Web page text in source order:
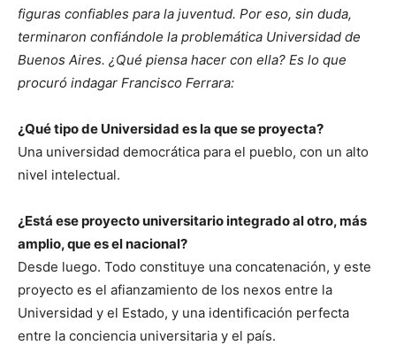
figuras confiables para la juventud. Por eso, sin duda,
terminaron confiándole la problemática Universidad de
Buenos Aires. ¿Qué piensa hacer con ella? Es lo que
procuró indagar Francisco Ferrara:
¿Qué tipo de Universidad es la que se proyecta?
Una universidad democrática para el pueblo, con un alto
nivel intelectual.
¿Está ese proyecto universitario integrado al otro, más
amplio, que es el nacional?
Desde luego. Todo constituye una concatenación, y este
proyecto es el afianzamiento de los nexos entre la
Universidad y el Estado, y una identificación perfecta
entre la conciencia universitaria y el país.